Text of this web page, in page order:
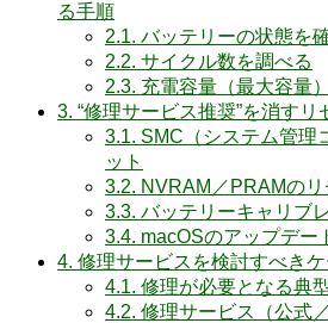
る手順
2.1. バッテリーの状態を
2.2. サイクル数を調べる
2.3. 充電容量（最大容量
3. “修理サービス推奨”を消す
3.1. SMC（システム管理
ット
3.2. NVRAM／PRAMのリ
3.3. バッテリーキャリブ
3.4. macOSのアップデー
4. 修理サービスを検討すべき
4.1. 修理が必要となる典
4.2. 修理サービス（公式